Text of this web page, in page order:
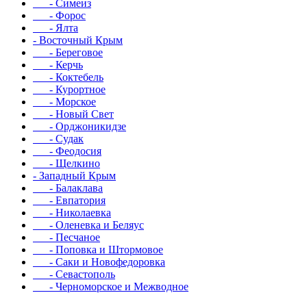
- Симеиз
- Форос
- Ялта
- Восточный Крым
- Береговое
- Керчь
- Коктебель
- Курортное
- Морское
- Новый Свет
- Орджоникидзе
- Судак
- Феодосия
- Щелкино
- Западный Крым
- Балаклава
- Евпатория
- Николаевка
- Оленевка и Беляус
- Песчаное
- Поповка и Штормовое
- Саки и Новофедоровка
- Севастополь
- Черноморское и Межводное